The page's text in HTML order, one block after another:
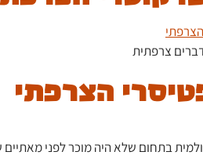
צרפתית
בתחום שלא היה מוכר לפני מאתיים